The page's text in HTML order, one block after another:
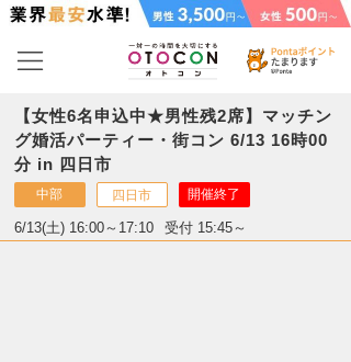
【女性6名申込中★男性残2席】マッチン
グ婚活パーティー・街コン 6/13 16時00
分 in 四日市
中部 四日市 開催終了
6/13(土) 16:00～17:10 受付 15:45～